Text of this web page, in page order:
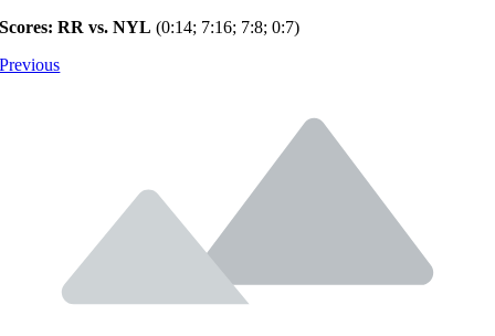
Scores: RR vs. NYL (0:14; 7:16; 7:8; 0:7)
Previous